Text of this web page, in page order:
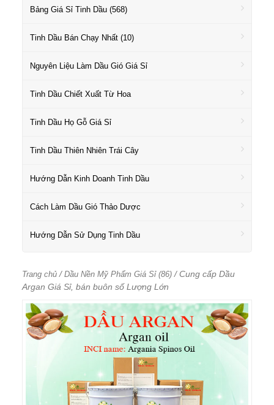
Bảng Giá Sỉ Tinh Dầu (568)
Tinh Dầu Bán Chạy Nhất (10)
Nguyên Liệu Làm Dầu Gió Giá Sỉ
Tinh Dầu Chiết Xuất Từ Hoa
Tinh Dầu Họ Gỗ Giá Sỉ
Tinh Dầu Thiên Nhiên Trái Cây
Hướng Dẫn Kinh Doanh Tinh Dầu
Cách Làm Dầu Gió Thảo Dược
Hướng Dẫn Sử Dụng Tinh Dầu
Trang chủ / Dầu Nền Mỹ Phẩm Giá Sỉ (86) / Cung cấp Dầu
Argan Giá Sỉ, bán buôn số Lượng Lớn